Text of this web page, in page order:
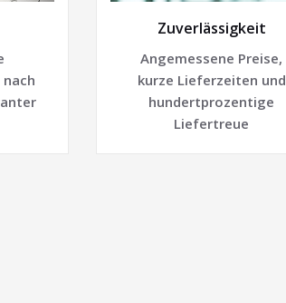
Zuverlässigkeit
Angemessene Preise,
kurze Lieferzeiten und
hundertprozentige
Liefertreue